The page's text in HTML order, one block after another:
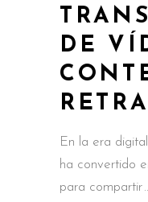
DE
En la era
ha convertido
para compartir